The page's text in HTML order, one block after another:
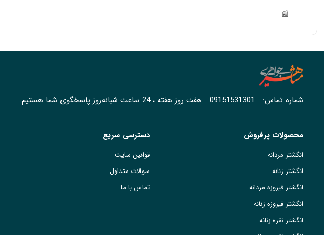
📰
شماره تماس: 09151531301 هفت روز هفته ، 24 ساعت شبانه‌روز پاسخگوی شما هستیم.
محصولات پرفروش
انگشتر مردانه
انگشتر زنانه
انگشتر فیروزه مردانه
انگشتر فیروزه زنانه
انگشتر نقره زنانه
دسترسی سریع
قوانین سایت
سوالات متداول
تماس با ما